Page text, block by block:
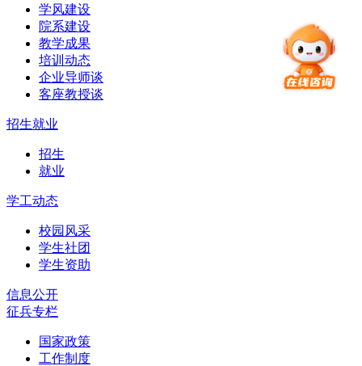
学风建设
院系建设
教学成果
培训动态
企业导师谈
客座教授谈
招生就业
招生
就业
学工动态
校园风采
学生社团
学生资助
信息公开
征兵专栏
国家政策
工作制度